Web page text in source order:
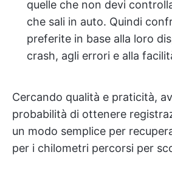
quelle che non devi
che sali in auto. Quindi
preferite in base alla loro
crash, agli errori e alla
Cercando qualità e praticità,
probabilità di ottenere
un modo semplice per
per i chilometri percorsi per